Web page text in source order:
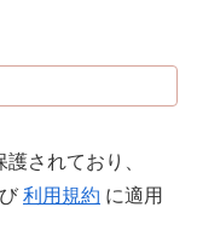
されており、
利用規約 に適用